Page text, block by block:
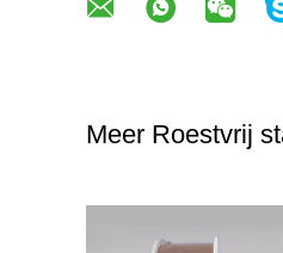
Meer Roestvrij